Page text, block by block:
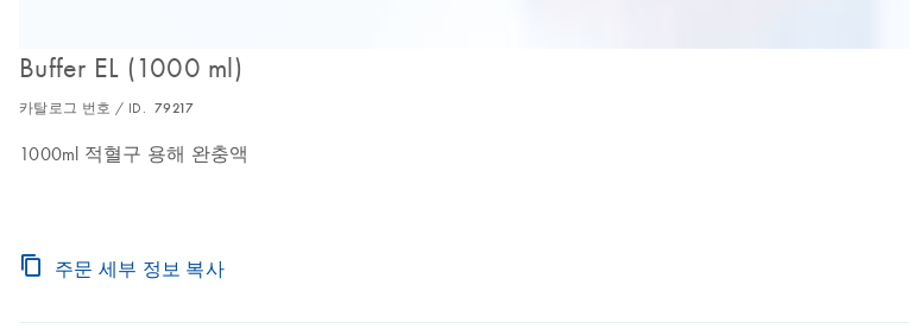
Buffer EL (1000 ml)
카탈로그 번호 / ID. 79217
1000ml 적혈구 용해 완충액
주문 세부 정보 복사